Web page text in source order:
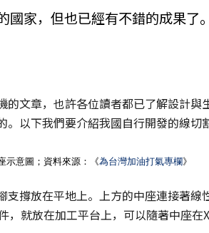
家，但也已經有不錯的成果了。
文章，也許各位讀者都已了解設計與
以下我們要介紹我國自行開發的線切
示意圖；資料來源：《為台灣加油打氣專欄》
撐放在平地上。上方的中座連接著線
就放在加工平台上，可以隨著中座在